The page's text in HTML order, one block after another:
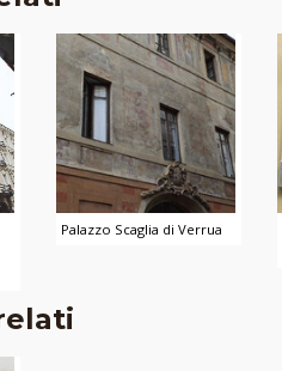
Palazzo Scaglia di Verrua